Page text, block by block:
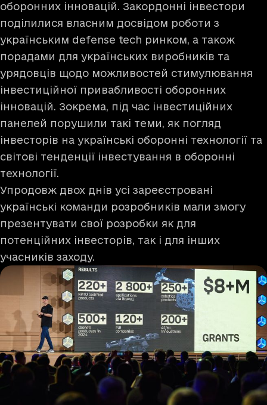
оборонних інновацій. Закордонні інвестори
поділилися власним досвідом роботи з
українським defense tech ринком, а також
порадами для українських виробників та
урядовців щодо можливостей стимулювання
інвестиційної привабливості оборонних
інновацій. Зокрема, під час інвестиційних
панелей порушили такі теми, як погляд
інвесторів на українські оборонні технології та
світові тенденції інвестування в оборонні
технології.
Упродовж двох днів усі зареєстровані
українські команди розробників мали змогу
презентувати свої розробки як для
потенційних інвесторів, так і для інших
учасників заходу.